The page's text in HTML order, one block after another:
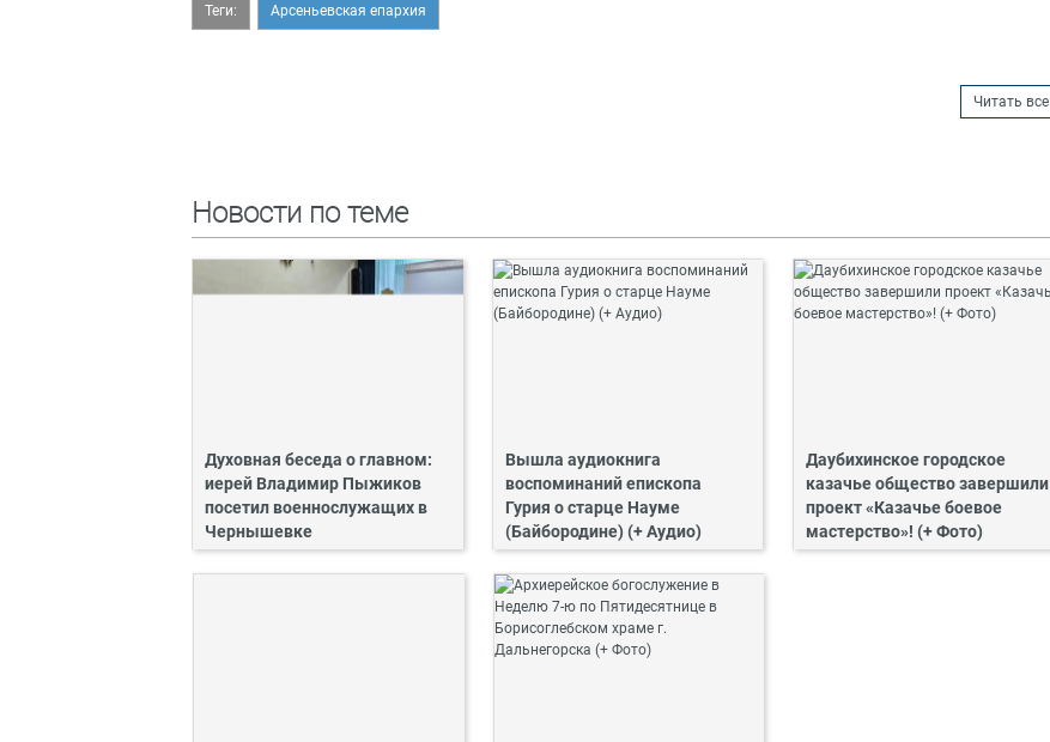
Теги: Арсеньевская епархия
Читать все
Новости по теме
Духовная беседа о главном:
иерей Владимир Пыжиков
посетил военнослужащих в
Чернышевке
Вышла аудиокнига
воспоминаний епископа
Гурия о старце Науме
(Байбородине) (+ Аудио)
Даубихинское городское
казачье общество завершили
проект «Казачье боевое
мастерство»! (+ Фото)